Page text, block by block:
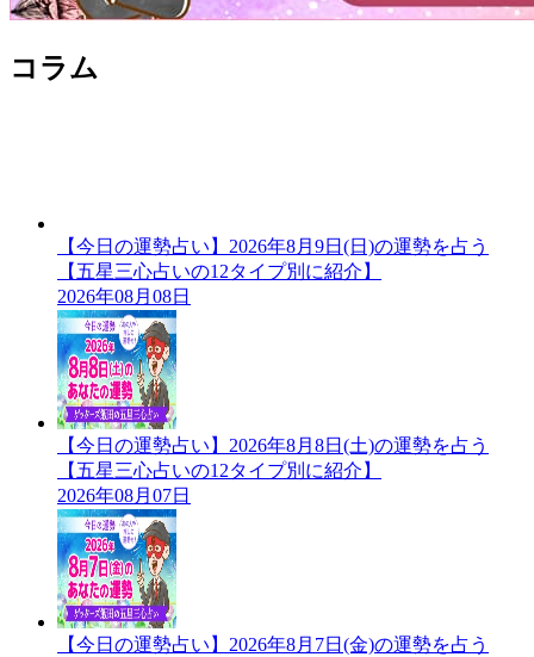
コラム
【今日の運勢占い】2026年8月9日(日)の運勢を占う
【五星三心占いの12タイプ別に紹介】
2026年08月08日
【今日の運勢占い】2026年8月8日(土)の運勢を占う
【五星三心占いの12タイプ別に紹介】
2026年08月07日
【今日の運勢占い】2026年8月7日(金)の運勢を占う